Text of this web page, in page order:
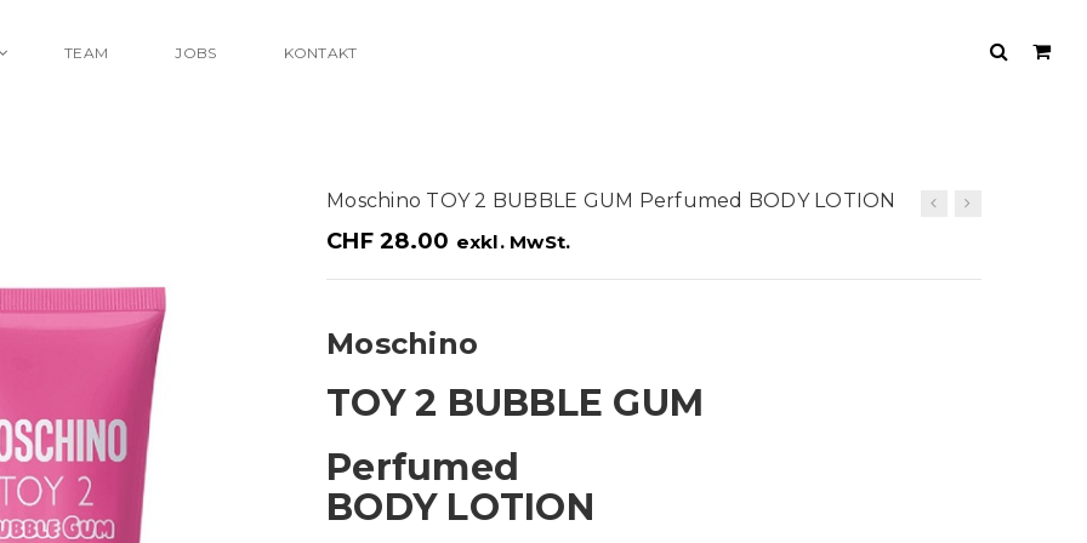
TEAM JOBS KONTAKT
Moschino TOY 2 BUBBLE GUM Perfumed BODY LOTION
CHF28.00 exkl. MwSt.
Moschino
TOY 2 BUBBLE GUM
Perfumed
BODY LOTION